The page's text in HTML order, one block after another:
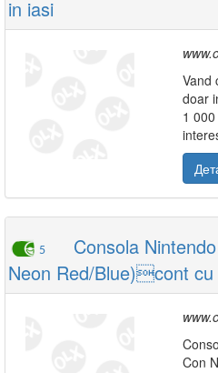
in iasi
Vand
doar
1 000
5
Consola
Neon Red/Blue)cont cu
Con